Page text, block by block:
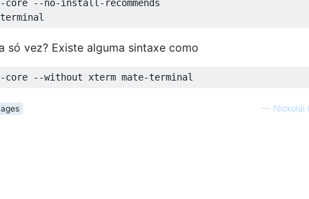
--no-install-recommends
só vez? Existe alguma sintaxe como
— Nickolai